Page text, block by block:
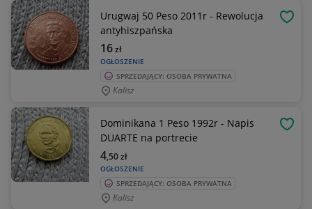
Urugwaj 50 Peso 2011r - Rewolucja
antyhiszpańska
OGŁOSZENIE
16zł
SPRZEDAJĄCY: OSOBA PRYWATNA
Kalisz
Dominikana 1 Peso 1992r - Napis
DUARTE na portrecie
OGŁOSZENIE
4,50zł
SPRZEDAJĄCY: OSOBA PRYWATNA
Kalisz